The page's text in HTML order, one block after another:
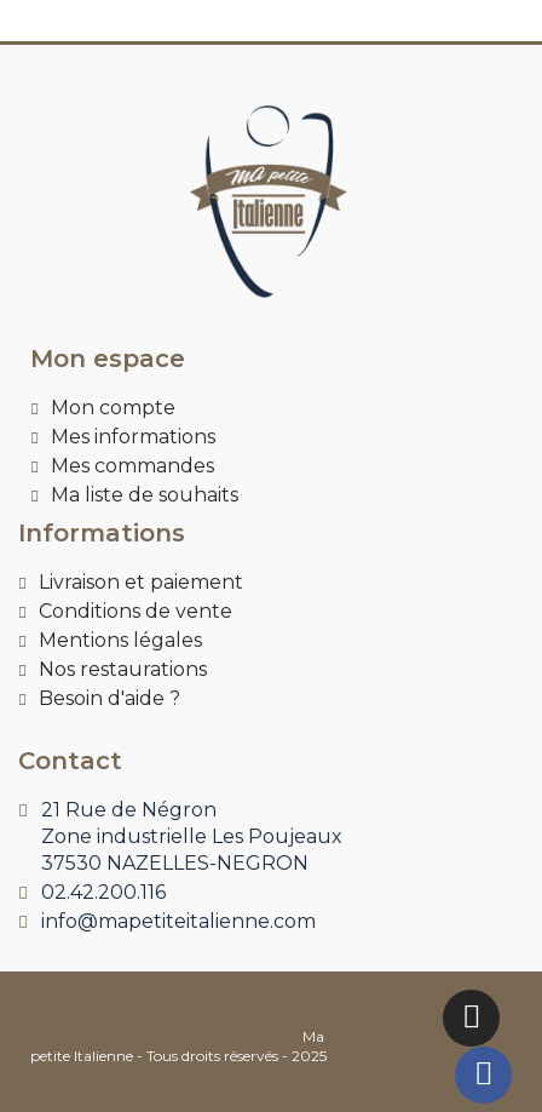
Mon espace
Mon compte
Mes informations
Mes commandes
Ma liste de souhaits
Informations
Livraison et paiement
Conditions de vente
Mentions légales
Nos restaurations
Besoin d'aide ?
Contact
21 Rue de Négron
Zone industrielle Les Poujeaux
37530 NAZELLES-NEGRON
02.42.200.116
info@mapetiteitalienne.com
Ma
petite Italienne - Tous droits réservés - 2025